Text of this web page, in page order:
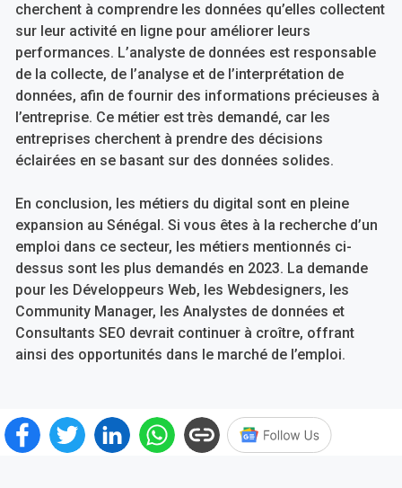
cherchent à comprendre les données qu’elles collectent
sur leur activité en ligne pour améliorer leurs
performances. L’analyste de données est responsable
de la collecte, de l’analyse et de l’interprétation de
données, afin de fournir des informations précieuses à
l’entreprise. Ce métier est très demandé, car les
entreprises cherchent à prendre des décisions
éclairées en se basant sur des données solides.
En conclusion, les métiers du digital sont en pleine
expansion au Sénégal. Si vous êtes à la recherche d’un
emploi dans ce secteur, les métiers mentionnés ci-
dessus sont les plus demandés en 2023. La demande
pour les Développeurs Web, les Webdesigners, les
Community Manager, les Analystes de données et
Consultants SEO devrait continuer à croître, offrant
ainsi des opportunités dans le marché de l’emploi.